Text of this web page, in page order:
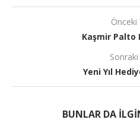
Önceki
Kaşmir Palto
Sonraki
Yeni Yıl
BUNLAR DA